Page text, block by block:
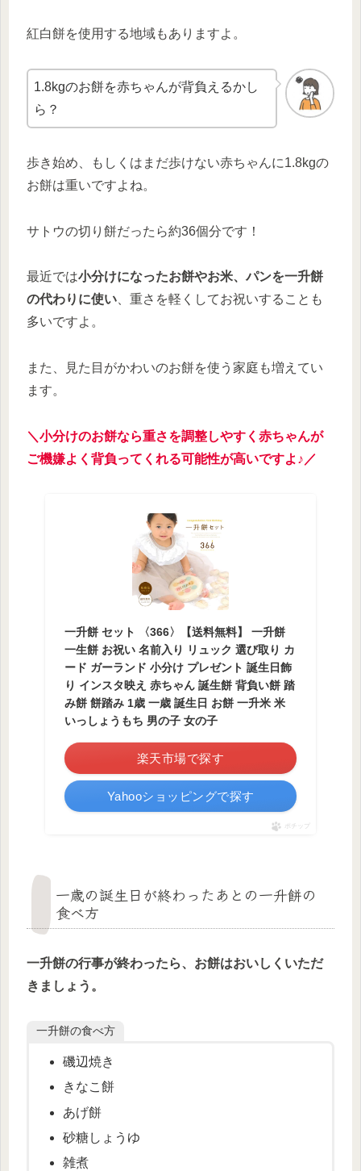
紅白餅を使用する地域もありますよ。
1.8kgのお餅を赤ちゃんが背負えるかし
ら？
歩き始め、もしくはまだ歩けない赤ちゃんに1.8kgの
お餅は重いですよね。
サトウの切り餅だったら約36個分です！
最近では小分けになったお餅やお米、パンを一升餅
の代わりに使い 、重さを軽くしてお祝いすることも
多いですよ。
また、見た目がかわいのお餅を使う家庭も増えてい
ます。
＼小分けのお餅なら重さを調整しやすく赤ちゃんが
ご機嫌よく背負ってくれる可能性が高いですよ♪／
一升餅 セット 〈366〉【送料無料】 一升餅
一生餅 お祝い 名前入り リュック 選び取り カ
ード ガーランド 小分け プレゼント 誕生日飾
り インスタ映え 赤ちゃん 誕生餅 背負い餅 踏
み餅 餅踏み 1歳 一歳 誕生日 お餅 一升米 米
いっしょうもち 男の子 女の子
楽天市場で探す
Yahooショッピングで探す
ポチップ
一歳の誕生日が終わったあとの一升餅の
食べ方
一升餅の行事が終わったら、お餅はおいしくいただ
きましょう。
一升餅の食べ方
磯辺焼き
きなこ餅
あげ餅
砂糖しょうゆ
雑煮